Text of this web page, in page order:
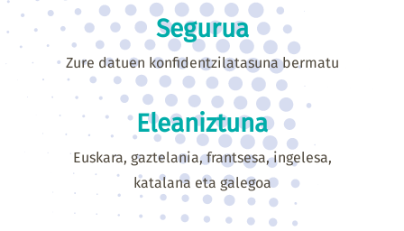
Segurua
Zure datuen konfidentzilatasuna bermatu
Eleaniztuna
Euskara, gaztelania, frantsesa, ingelesa,
katalana eta galegoa